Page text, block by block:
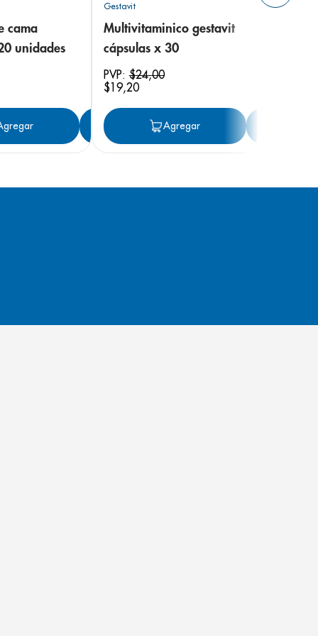
cama
unidades
Agregar
Gestavit
Multivitaminico gestavit
cápsulas x 30
PVP:$24,00
$19,20
Agregar